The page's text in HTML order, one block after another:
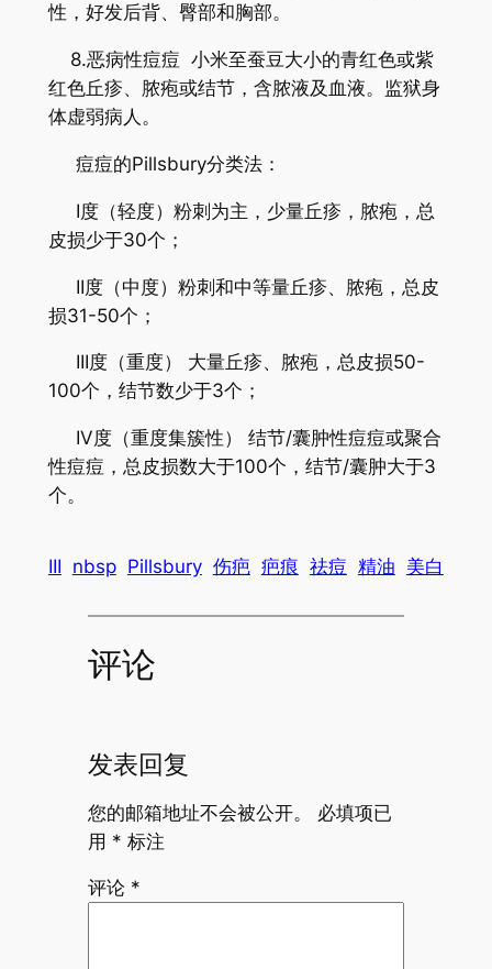
性，好发后背、臀部和胸部。
8.恶病性痘痘 小米至蚕豆大小的青红色或紫
红色丘疹、脓疱或结节，含脓液及血液。监狱身
体虚弱病人。
痘痘的Pillsbury分类法：
I度（轻度）粉刺为主，少量丘疹，脓疱，总
皮损少于30个；
II度（中度）粉刺和中等量丘疹、脓疱，总皮
损31-50个；
III度（重度） 大量丘疹、脓疱，总皮损50-
100个，结节数少于3个；
IV度（重度集簇性） 结节/囊肿性痘痘或聚合
性痘痘，总皮损数大于100个，结节/囊肿大于3
个。
III nbsp Pillsbury 伤疤 疤痕 祛痘 精油 美白
评论
发表回复
您的邮箱地址不会被公开。
必填项已
用 * 标注
评论 *